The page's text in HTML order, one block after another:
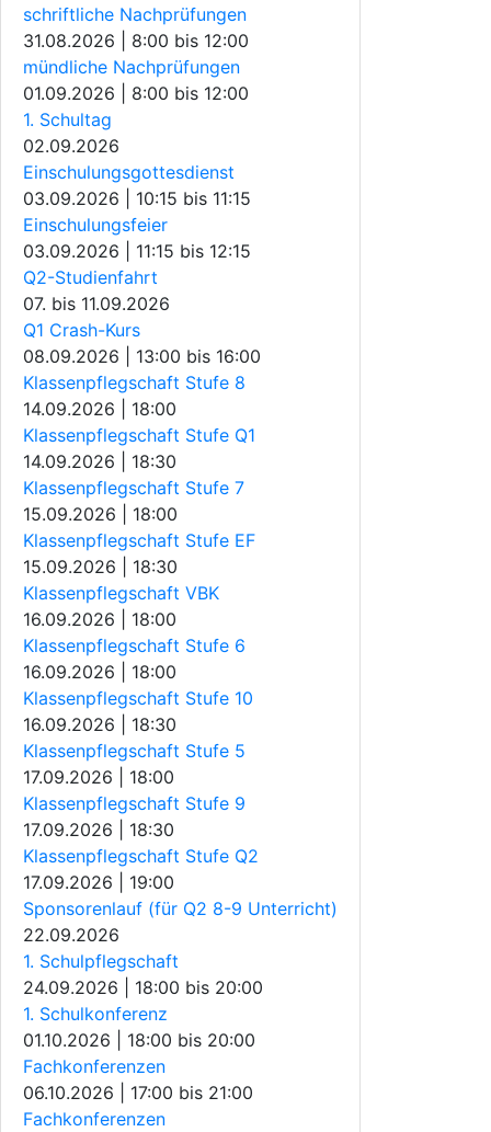
schriftliche Nachprüfungen
31.08.2026 | 8:00 bis 12:00
mündliche Nachprüfungen
01.09.2026 | 8:00 bis 12:00
1. Schultag
02.09.2026
Einschulungsgottesdienst
03.09.2026 | 10:15 bis 11:15
Einschulungsfeier
03.09.2026 | 11:15 bis 12:15
Q2-Studienfahrt
07. bis 11.09.2026
Q1 Crash-Kurs
08.09.2026 | 13:00 bis 16:00
Klassenpflegschaft Stufe 8
14.09.2026 | 18:00
Klassenpflegschaft Stufe Q1
14.09.2026 | 18:30
Klassenpflegschaft Stufe 7
15.09.2026 | 18:00
Klassenpflegschaft Stufe EF
15.09.2026 | 18:30
Klassenpflegschaft VBK
16.09.2026 | 18:00
Klassenpflegschaft Stufe 6
16.09.2026 | 18:00
Klassenpflegschaft Stufe 10
16.09.2026 | 18:30
Klassenpflegschaft Stufe 5
17.09.2026 | 18:00
Klassenpflegschaft Stufe 9
17.09.2026 | 18:30
Klassenpflegschaft Stufe Q2
17.09.2026 | 19:00
Sponsorenlauf (für Q2 8-9 Unterricht)
22.09.2026
1. Schulpflegschaft
24.09.2026 | 18:00 bis 20:00
1. Schulkonferenz
01.10.2026 | 18:00 bis 20:00
Fachkonferenzen
06.10.2026 | 17:00 bis 21:00
Fachkonferenzen